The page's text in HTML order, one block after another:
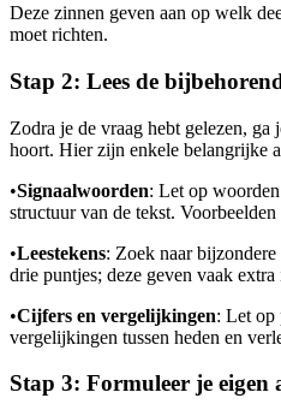
Deze zinnen geven aan op welk
moet richten.
Stap 2: Lees de
Zodra je de vraag hebt gelezen,
hoort. Hier zijn enkele belangrijke
•Signaalwoorden: Let op
structuur van de tekst.
•Leestekens: Zoek naar
drie puntjes; deze geven vaak
•Cijfers en vergelijkingen: Let op
vergelijkingen tussen heden en
Stap 3: Formuleer je eigen